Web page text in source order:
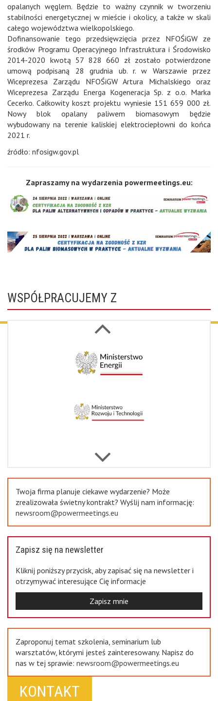
opalanych węglem. Będzie to ważny czynnik w tworzeniu
stabilności energetycznej w mieście i okolicy, a także w skali
całego województwa wielkopolskiego.
Dofinansowanie tego przedsięwzięcia przez NFOŚiGW ze
środków Programu Operacyjnego Infrastruktura i Środowisko
2014-2020 kwotą 57 828 660 zł zostało potwierdzone
umową podpisaną 28 grudnia ub. r. w Warszawie przez
Wiceprezesa Zarządu NFOŚiGW Artura Michalskiego oraz
Wiceprezesa Zarządu Energa Kogeneracja Sp. z o.o. Marka
Cecerko. Całkowity koszt projektu wyniesie 151 659 000 zł.
Nowy blok opalany paliwem biomasowym będzie
wybudowany na terenie kaliskiej elektrociepłowni do końca
2021 r.
źródło: nfosigw.gov.pl
Zapraszamy na wydarzenia powermeetings.eu:
WSPÓŁPRACUJEMY Z
Twoja firma planuje ciekawe wydarzenie? Może
zrealizowała świetny kontrakt? Wyślij nam informację:
newsroom@powermeetings.eu
Zapisz się na newsletter
Kliknij poniższy przycisk, aby zapisać się na newsletter i
otrzymywać interesujące Cię informacje
Zapisz mnie
Zaproponuj temat szkolenia, seminarium lub
warsztatów, którymi jesteś zainteresowany. Napisz do
nas w tej sprawie: newsroom@powermeetings.eu
KONTAKT